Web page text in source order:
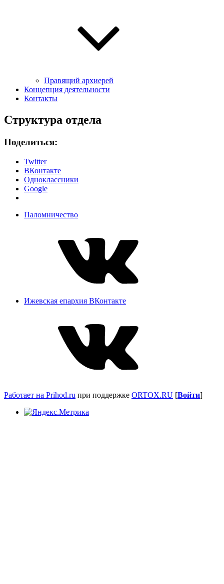
Правящий архиерей
Концепция деятельности
Контакты
Структура отдела
Поделиться:
Twitter
ВКонтакте
Одноклассники
Google
Паломничество
Ижевская епархия ВКонтакте
Работает на Prihod.ru при поддержке ORTOX.RU [Войти]